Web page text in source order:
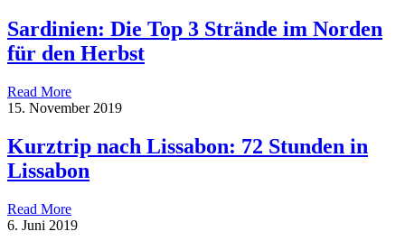
Sardinien: Die Top 3 Strände im Norden
für den Herbst
Read More
15. November 2019
Kurztrip nach Lissabon: 72 Stunden in
Lissabon
Read More
6. Juni 2019